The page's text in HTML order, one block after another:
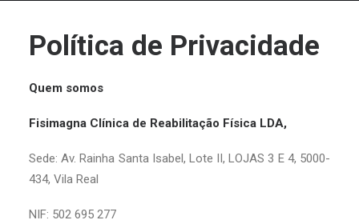
Política de Privacidade
Quem somos
Fisimagna Clínica de Reabilitação Física LDA,
Sede: Av. Rainha Santa Isabel, Lote II, LOJAS 3 E 4, 5000-
434, Vila Real
NIF: 502 695 277